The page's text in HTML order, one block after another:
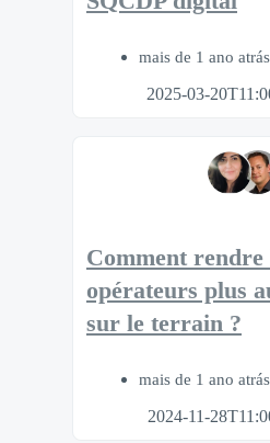
mais de 1 ano atrás
2025-03-
Comment rendre
opérateurs plus
sur le terrain ?
mais de 1 ano atrás
2024-11-